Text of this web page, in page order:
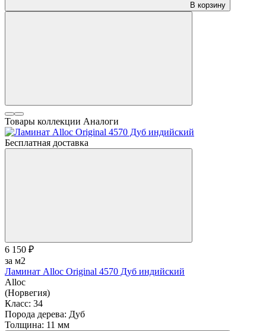
В корзину
Товары коллекции Аналоги
Бесплатная доставка
6 150 ₽
за м2
Ламинат Alloc Original 4570 Дуб индийский
Alloc
(Норвегия)
Класс: 34
Порода дерева: Дуб
Толщина: 11 мм